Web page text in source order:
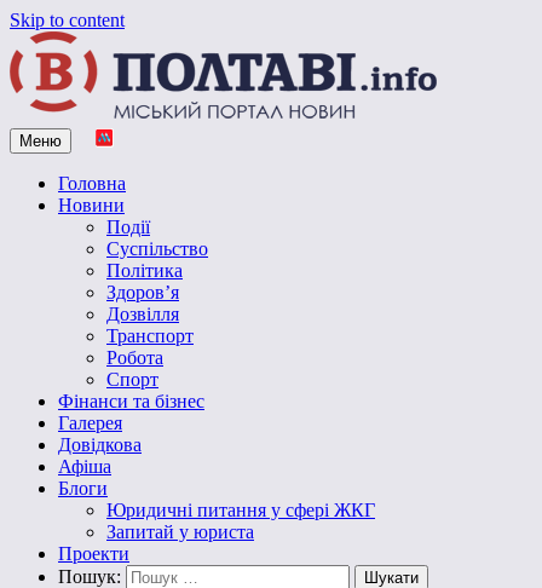
Skip to content
Vpoltave.info
Полтавський портал новин
Меню
Головна
Новини
Події
Суспільство
Політика
Здоров’я
Дозвілля
Транспорт
Робота
Спорт
Фінанси та бізнес
Галерея
Довідкова
Афіша
Блоги
Юридичні питання у сфері ЖКГ
Запитай у юриста
Проекти
Пошук: